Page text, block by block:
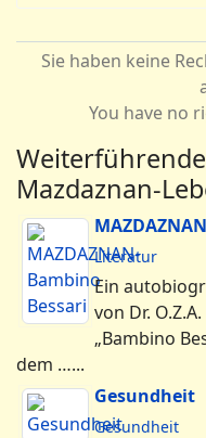
Sie haben keine
You have no
Mazdaznan-
Literatur
Ein
von Dr.
„Bambino
dem …...
Gesundheit
Gesundheit